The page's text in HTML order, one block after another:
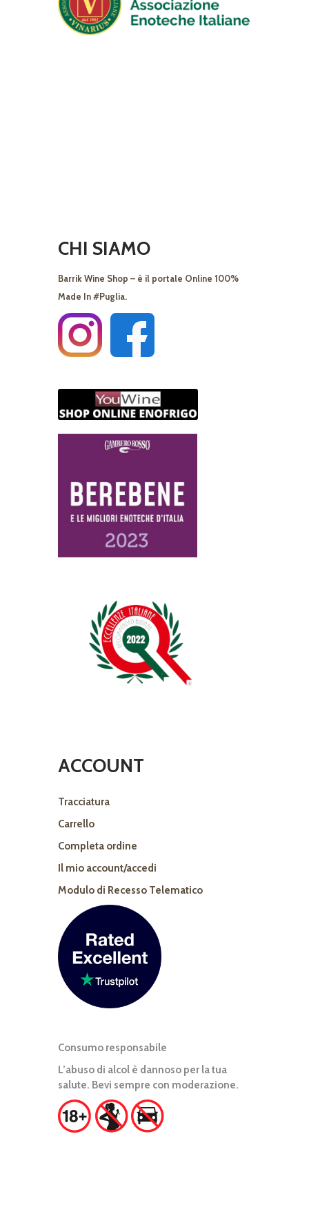
CHI SIAMO
Barrik Wine Shop – è il portale Online 100%
Made In #Puglia.
ACCOUNT
Tracciatura
Carrello
Completa ordine
Il mio account/accedi
Modulo di Recesso Telematico
Consumo responsabile
L’abuso di alcol è dannoso per la tua
salute. Bevi sempre con moderazione.